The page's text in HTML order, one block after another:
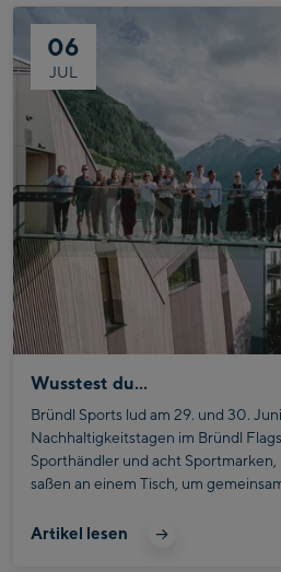
06
JUL
Wusstest du...
Bründl Sports lud am 29. und 30.
Nachhaltigkeitstagen im Bründl
Sporthändler und acht Sportmarken,
saßen an einem Tisch, um
den letzten Jahren war Bründl
Artikel lesen